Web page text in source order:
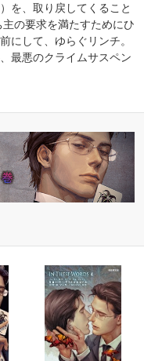
を、取り戻してくること
の要求を満たすためにひ
にして、ゆらぐリンチ。
最悪のクライムサスペン